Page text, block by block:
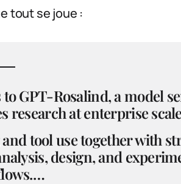
tout se joue :
GPT-Rosalind, a model
research at enterprise
tool use together with
design, and